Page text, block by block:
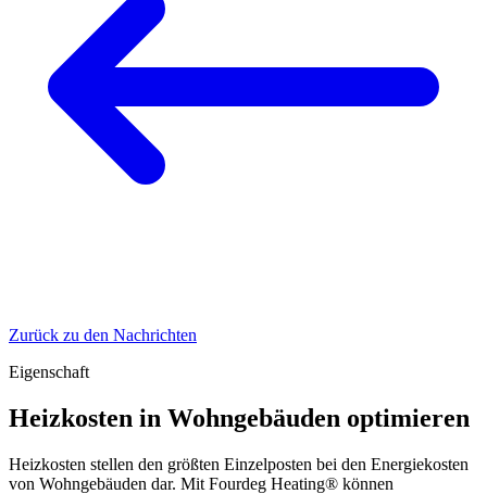
Zurück zu den Nachrichten
Eigenschaft
Heizkosten in Wohngebäuden optimieren
Heizkosten stellen den größten Einzelposten bei den Energiekosten
von Wohngebäuden dar. Mit Fourdeg Heating® können